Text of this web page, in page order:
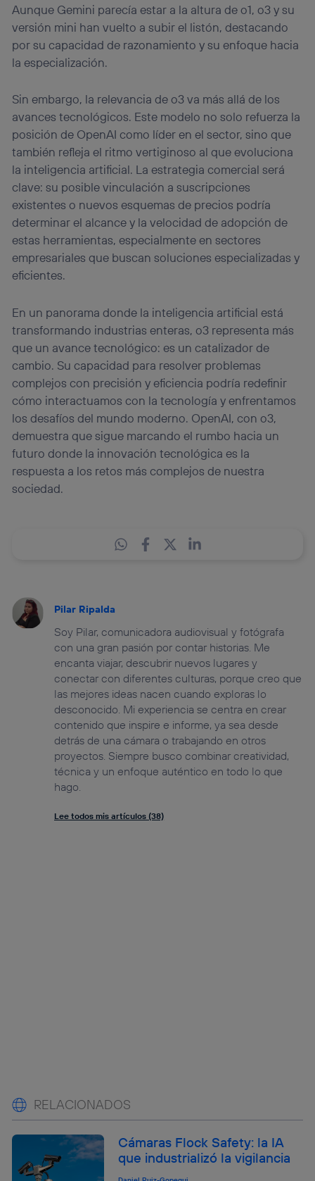
Aunque Gemini parecía estar a la altura de o1, o3 y su
versión mini han vuelto a subir el listón, destacando
por su capacidad de razonamiento y su enfoque hacia
la especialización.
Sin embargo, la relevancia de o3 va más allá de los
avances tecnológicos. Este modelo no solo refuerza la
posición de OpenAI como líder en el sector, sino que
también refleja el ritmo vertiginoso al que evoluciona
la inteligencia artificial. La estrategia comercial será
clave: su posible vinculación a suscripciones
existentes o nuevos esquemas de precios podría
determinar el alcance y la velocidad de adopción de
estas herramientas, especialmente en sectores
empresariales que buscan soluciones especializadas y
eficientes.
En un panorama donde la inteligencia artificial está
transformando industrias enteras, o3 representa más
que un avance tecnológico: es un catalizador de
cambio. Su capacidad para resolver problemas
complejos con precisión y eficiencia podría redefinir
cómo interactuamos con la tecnología y enfrentamos
los desafíos del mundo moderno. OpenAI, con o3,
demuestra que sigue marcando el rumbo hacia un
futuro donde la innovación tecnológica es la
respuesta a los retos más complejos de nuestra
sociedad.
Pilar Ripalda
Soy Pilar, comunicadora audiovisual y fotógrafa
con una gran pasión por contar historias. Me
encanta viajar, descubrir nuevos lugares y
conectar con diferentes culturas, porque creo que
las mejores ideas nacen cuando exploras lo
desconocido. Mi experiencia se centra en crear
contenido que inspire e informe, ya sea desde
detrás de una cámara o trabajando en otros
proyectos. Siempre busco combinar creatividad,
técnica y un enfoque auténtico en todo lo que
hago.
Lee todos mis artículos (38)
RELACIONADOS
Cámaras Flock Safety: la IA
que industrializó la vigilancia